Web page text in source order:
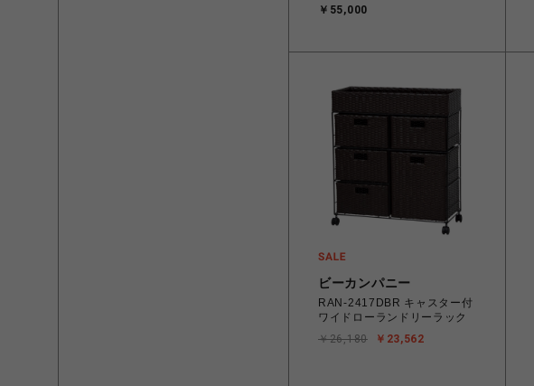
ブラック
￥55,000
ビーカンパニー
RAN-2417DBR キャスター付
ワイドローランドリーラック
￥23,562
￥26,180